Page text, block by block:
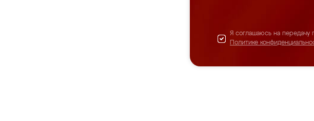
Я соглашаюсь на передачу
Политике